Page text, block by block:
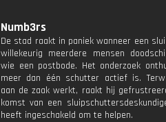
Numb3rs
De stad raakt in paniek wanneer een
willekeurig meerdere mensen
wie een postbode. Het onderzoek
meer dan één schutter actief is.
aan de zaak werkt, raakt hij
komst van een
heeft ingeschakeld om te helpen.